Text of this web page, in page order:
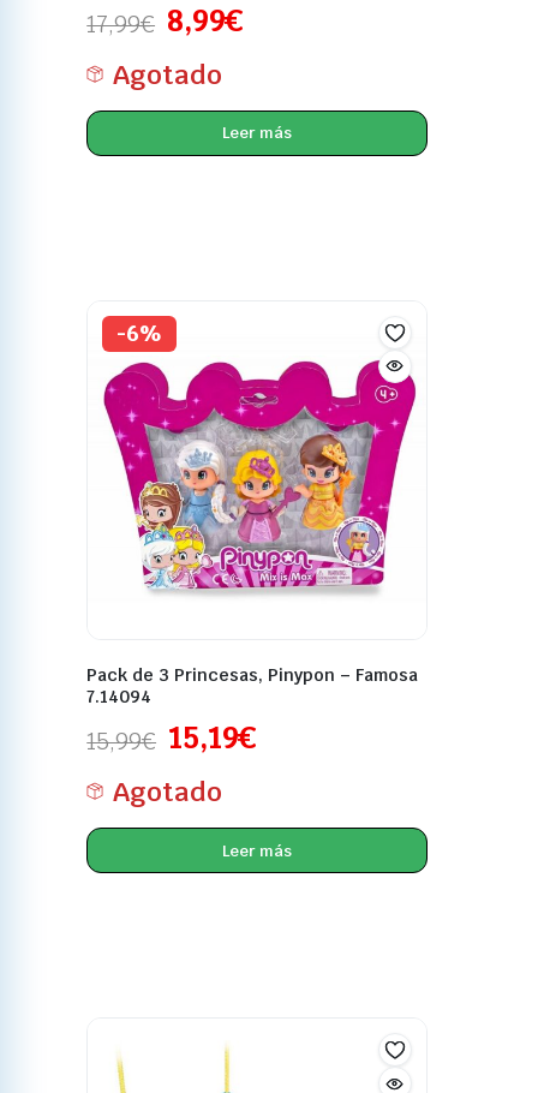
17,99€ 8,99€
Agotado
Leer más
-6%
Pack de 3 Princesas, Pinypon – Famosa
7.14094
15,99€ 15,19€
Agotado
Leer más